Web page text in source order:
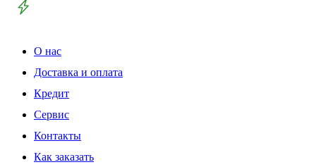
О нас
Доставка и оплата
Кредит
Сервис
Контакты
Как заказать